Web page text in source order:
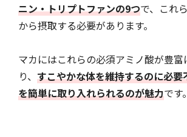
ニン・トリプトファンの9つで、これ
から摂取する必要があります。
マカにはこれらの必須アミノ酸が豊
り、 すこやかな体を維持するのに必要
を簡単に取り入れられるのが魅力です。